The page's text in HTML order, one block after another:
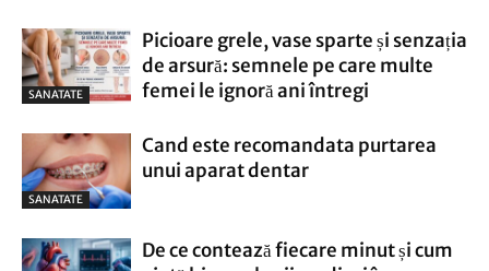
SANATATE
Picioare grele, vase sparte și senzația
de arsură: semnele pe care multe
femei le ignoră ani întregi
SANATATE
Cand este recomandata purtarea
unui aparat dentar
De ce contează fiecare minut și cum